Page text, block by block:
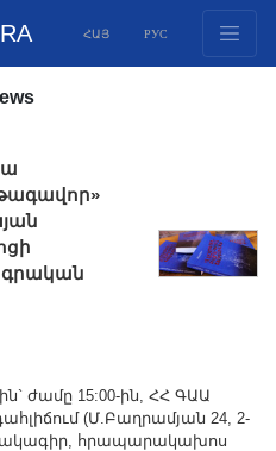
ՀԱՅ РУС
ժամը 15:00-ին, ՀՀ ԳԱԱ
(Մ.Բաղրամյան 24, 2-
հրապարակախոս